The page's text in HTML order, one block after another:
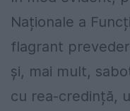
Naționale a
flagrant
și, mai mult,
cu rea-credință,